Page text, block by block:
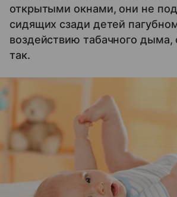
открытыми окнами, они не
сидящих сзади детей
воздействию табачного дыма,
так.